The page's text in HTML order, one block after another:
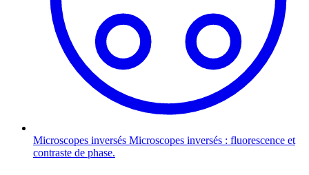
Microscopes inversés Microscopes inversés : fluorescence et
contraste de phase.